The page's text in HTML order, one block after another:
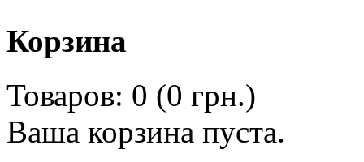
Корзина
Товаров: 0 (0 грн.)
Ваша корзина пуста.